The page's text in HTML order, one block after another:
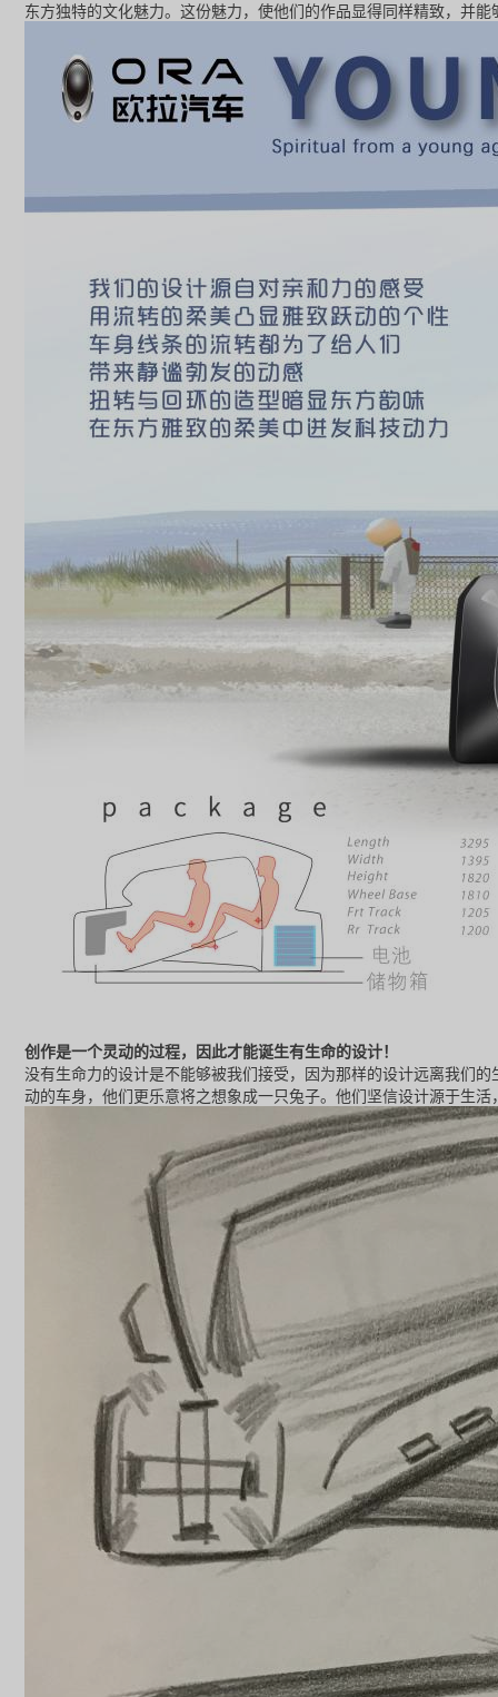
东方独特的文化魅力。这份魅力，使他们的作品显得同样精致，并
创作是一个灵动的过程，因此才能诞生有生命的设计！
没有生命力的设计是不能够被我们接受，因为那样的设计远离我们
动的车身，他们更乐意将之想象成一只兔子。他们坚信设计源于生